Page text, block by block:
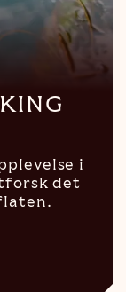
i
det